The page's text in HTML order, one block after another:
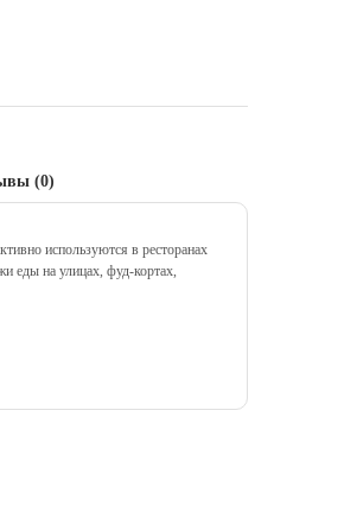
(0)
используются в ресторанах
еды на улицах, фуд-кортах,